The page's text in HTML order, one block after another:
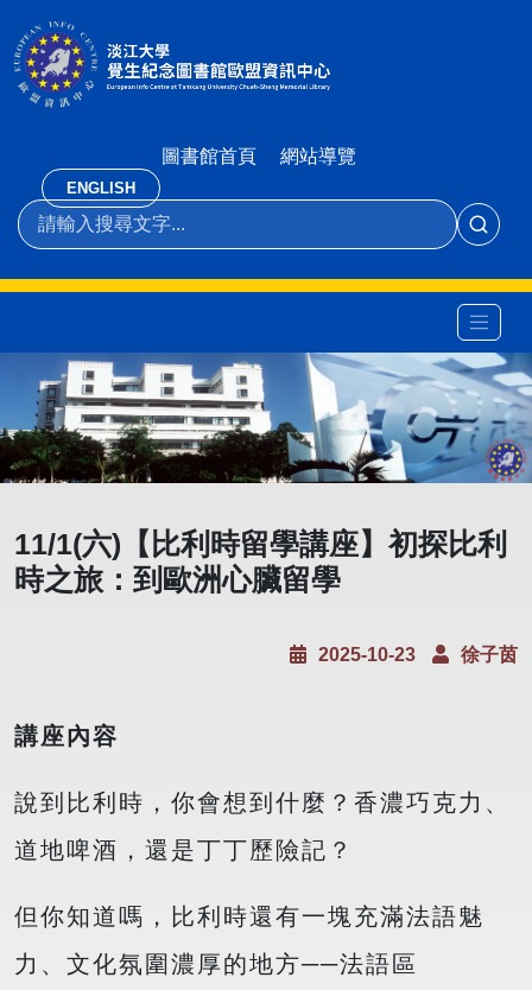
圖書館首頁 網站導覽
ENGLISH
11/1(六)【比利時留學講座】初探比利
時之旅：到歐洲心臟留學
2025-10-23 徐子茵
講座內容
說到比利時，你會想到什麼？香濃巧克力、
道地啤酒，還是丁丁歷險記？
但你知道嗎，比利時還有一塊充滿法語魅
力、文化氛圍濃厚的地方──法語區